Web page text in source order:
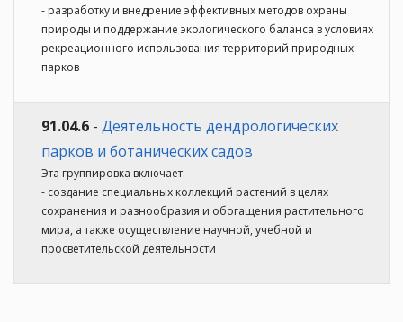
- разработку и внедрение эффективных методов охраны
природы и поддержание экологического баланса в условиях
рекреационного использования территорий природных
парков
91.04.6 - Деятельность дендрологических
парков и ботанических садов
Эта группировка включает:
- создание специальных коллекций растений в целях
сохранения и разнообразия и обогащения растительного
мира, а также осуществление научной, учебной и
просветительской деятельности